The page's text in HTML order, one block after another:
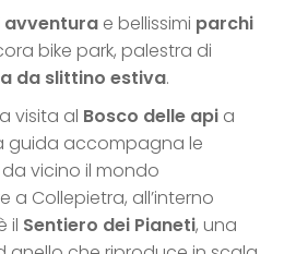
avventura e bellissimi parchi
bike park, palestra di
da slittino estiva.
visita al Bosco delle api a
guida accompagna le
vicino il mondo
a Collepietra, all’interno
il Sentiero dei Pianeti, una